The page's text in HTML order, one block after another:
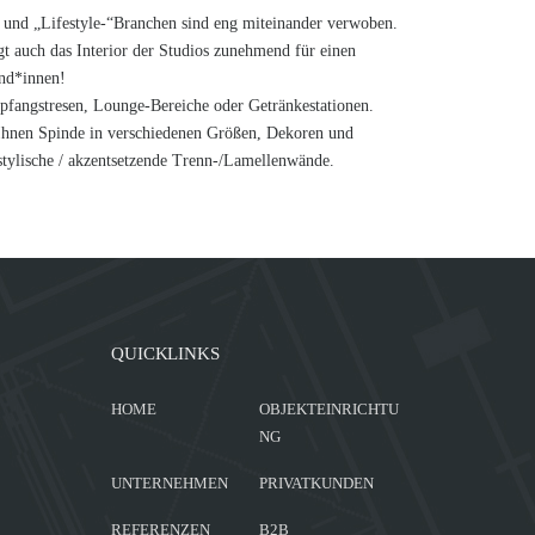
„Lifestyle-“Branchen sind eng miteinander verwoben.
auch das Interior der Studios zunehmend für einen
Lounge-Bereiche oder Getränkestationen.
Spinde in verschiedenen Größen, Dekoren und
/ akzentsetzende Trenn-/Lamellenwände.
QUICKLINKS
HOME
OBJEKTEINRICHTU
NG
UNTERNEHMEN PRIVATKUNDEN
REFERENZEN B2B